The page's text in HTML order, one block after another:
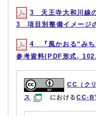
3 天王寺大和川線
3 項目別整備イメージ
4 『風かおる“み
参考資料(PDF形式,
CC（ク
ス
におけるCC-